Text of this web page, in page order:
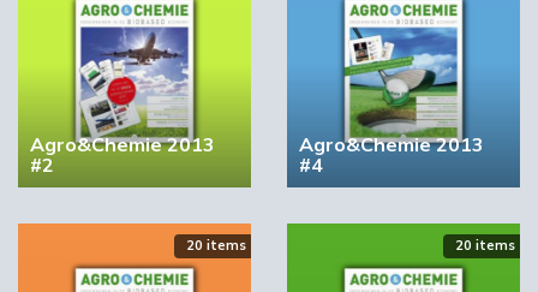
Agro&Chemie 2013
#2
Agro&Chemie 2013
#4
20 items 20 items